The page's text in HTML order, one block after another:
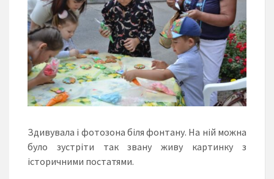
Здивувала і фотозона біля фонтану. На ній можна
було зустріти так звану живу картинку з
історичними постатями.